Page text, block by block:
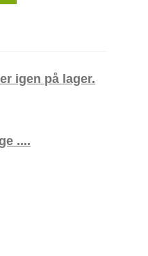
igen på lager.
....